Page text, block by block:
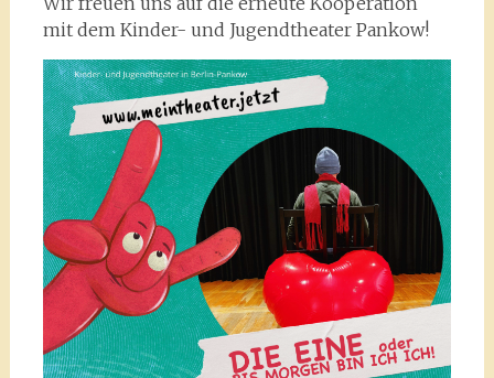
mit dem Kinder- und Jugendtheater Pankow!